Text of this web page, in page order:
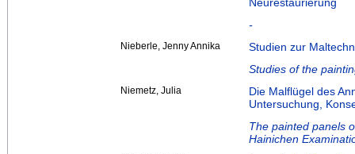
Neurestaurierung
-
Nieberle, Jenny Annika
Studien zur
Studies of the
Niemetz, Julia
Die Malflügel des
Untersuchung,
The painted panels
Hainichen